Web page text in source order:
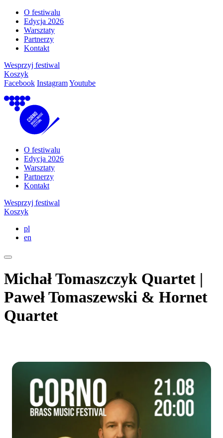
O festiwalu
Edycja 2026
Warsztaty
Partnerzy
Kontakt
Wesprzyj festiwal
Koszyk
Facebook InstagramYoutube
O festiwalu
Edycja 2026
Warsztaty
Partnerzy
Kontakt
Wesprzyj festiwal
Koszyk
pl
en
Michał Tomaszczyk Quartet |
Paweł Tomaszewski & Hornet
Quartet